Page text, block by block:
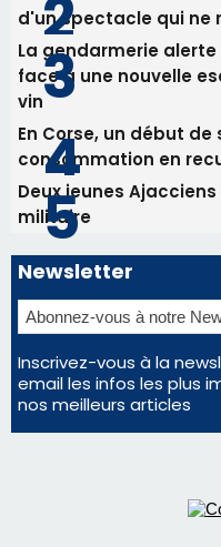
d'un spectacle qui ne
La gendarmerie
face à une nouvelle
vin
En Corse, un début
consommation en
Deux jeunes
militaire
Newsletter
Inscrivez-vous à la
email les infos les plus
nos meilleurs articles